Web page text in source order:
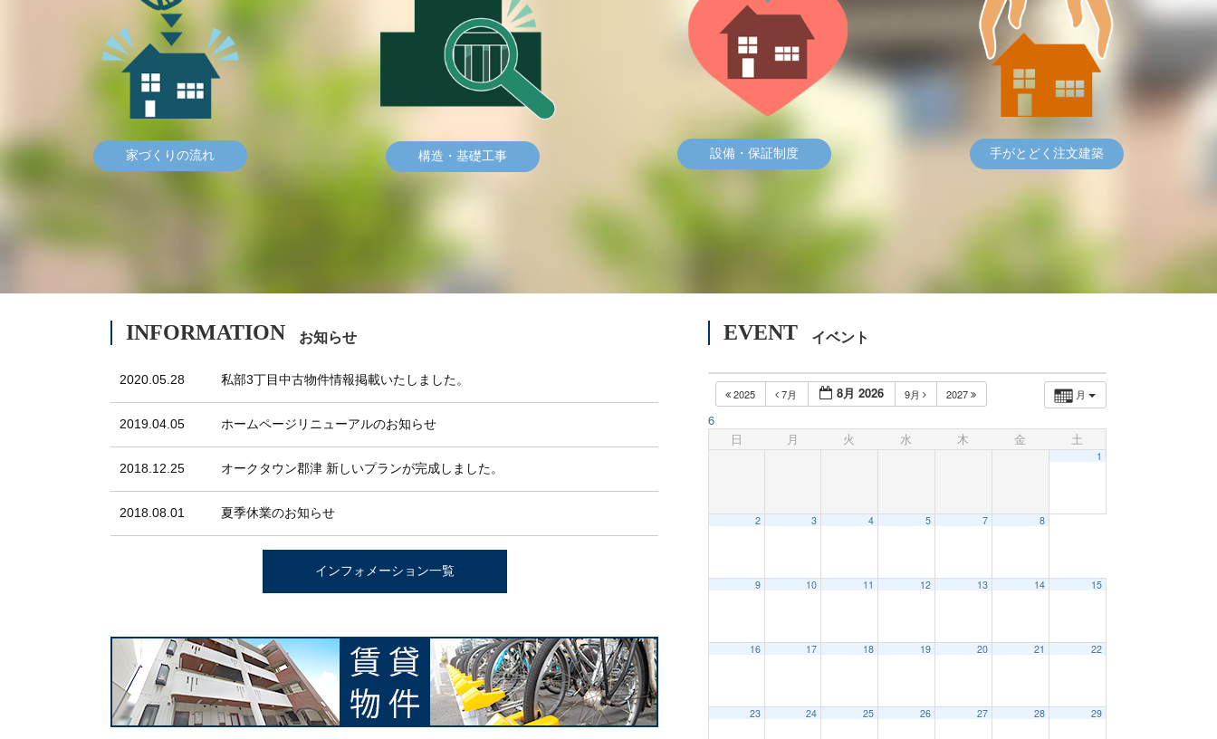
家づくりの流れ 構造・基礎工事 設備・保証制度 手がとどく注文建築
INFORMATION お知らせ
2020.05.28 私部3丁目中古物件情報掲載いたしました。
2019.04.05 ホームページリニューアルのお知らせ
2018.12.25 オークタウン郡津 新しいプランが完成しました。
2018.08.01 夏季休業のお知らせ
インフォメーション一覧
EVENT イベント
月
2025 7月 8月 2026 9月 2027
6
日
月 火 水 木 金 土
1
2 3 4 5 7 8
9 10 11 12 13 14 15
16 17 18 19 20 21 22
23 24 25 26 27 28 29